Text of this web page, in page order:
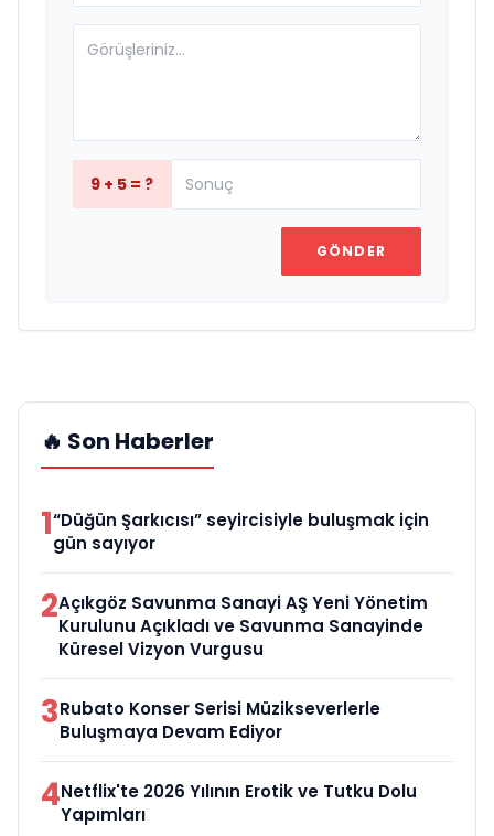
9 + 5 = ?
GÖNDER
🔥 Son Haberler
1“Düğün Şarkıcısı” seyircisiyle buluşmak için
gün sayıyor
2Açıkgöz Savunma Sanayi AŞ Yeni Yönetim
Kurulunu Açıkladı ve Savunma Sanayinde
Küresel Vizyon Vurgusu
3Rubato Konser Serisi Müzikseverlerle
Buluşmaya Devam Ediyor
4Netflix'te 2026 Yılının Erotik ve Tutku Dolu
Yapımları